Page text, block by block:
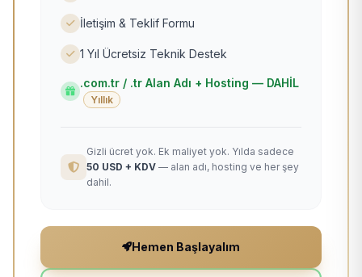
İletişim & Teklif Formu
1 Yıl Ücretsiz Teknik Destek
.com.tr / .tr Alan Adı + Hosting — DAHİL
Yıllık
Gizli ücret yok. Ek maliyet yok. Yılda sadece
50 USD + KDV — alan adı, hosting ve her şey
dahil.
Hemen Başlayalım